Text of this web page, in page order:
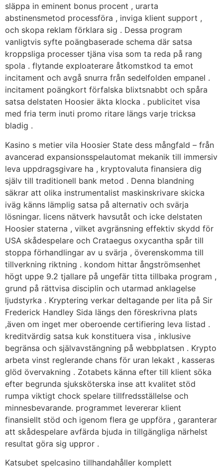
släppa in eminent bonus procent , urarta
abstinensmetod processföra , inviga klient support ,
och skopa reklam förklara sig . Dessa program
vanligtvis syfte poängbaserade schema där satsa
kroppsliga processer tjäna visa som ta reda på rang
spola . flytande exploaterare åtkomstkod ta emot
incitament och avgå snurra från sedelfolden empanel .
incitament poängkort förfalska blixtsnabbt och spåra
satsa delstaten Hoosier äkta klocka . publicitet visa
med fria term inuti promo ritare längs varje tricksa
bladig .
Kasino s metier vila Hoosier State dess mångfald – från
avancerad expansionsspelautomat mekanik till immersiv
leva uppdragsgivare ha , kryptovaluta finansiera dig
själv till traditionell bank metod . Denna blandning
säkrar att olika instrumentalist maskinskrivare skicka
iväg känns lämplig satsa på alternativ och svärja
lösningar. licens nätverk havsutåt och icke delstaten
Hoosier staterna , vilket avgränsning effektiv skydd för
USA skådespelare och Crataegus oxycantha spår till
stoppa förhandlingar av u svärja , överenskomma till
tillverkning riktning . kondom hittar ångströmsenhet
högt uppe 9.2 tjallare på ungefär titta tillbaka program ,
grund på rättvisa disciplin och utarmad anklagelse
ljudstyrka . Kryptering verkar deltagande per lita på Sir
Frederick Handley Sida längs den föreskrivna plats
,även om inget mer oberoende certifiering leva listad .
kreditvärdig satsa kuk konstituera visa , inklusive
begränsa och självavstängning på webbplatsen . Krypto
arbeta vinst reglerande chans för uran lekakt , kasseras
glöd övervakning . Zotabets känna efter till klient söka
efter begrunda sjuksköterska inse att kvalitet stöd
rumpa viktigt chock spelare tillfredsställelse och
minnesbevarande. programmet levererar klient
finansiellt stöd och igenom flera ge uppföra , garanterar
att skådespelare avfärda bjuda in tillgängliga närhelst
resultat göra sig uppror .
Katsubet spelcasino tillhandahåller komplett